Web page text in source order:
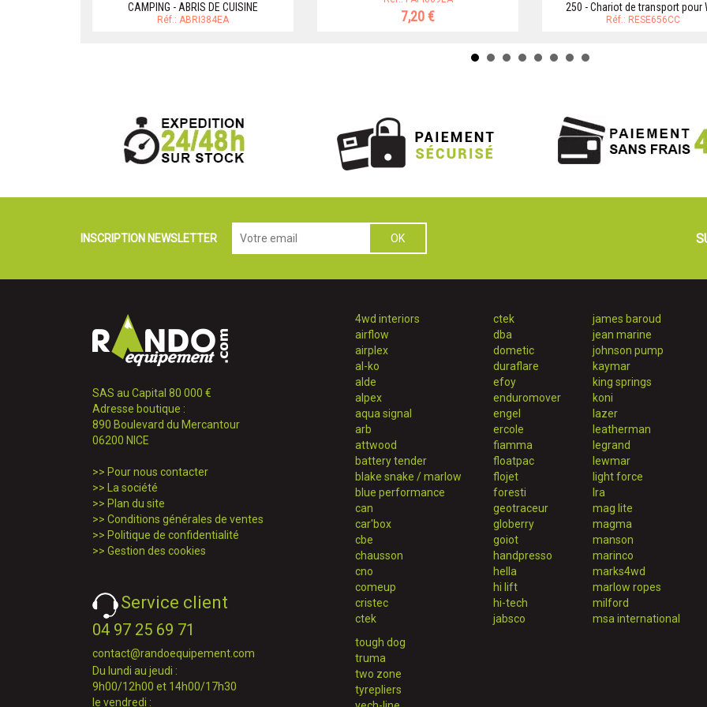
CAMPING - ABRIS DE CUISINE
Réf.: ABRI384EA 7,20 €
250 - Chariot de transport pour
Réf.: RESE656CC
INSCRIPTION NEWSLETTER
SAS au Capital 80 000 €
Adresse boutique :
890 Boulevard du Mercantour
06200 NICE
>> Pour nous contacter
>> La société
>> Plan du site
>> Conditions générales de ventes
>> Politique de confidentialité
>> Gestion des cookies
Service client
04 97 25 69 71
contact@randoequipement.com
Du lundi au jeudi :
9h00/12h00 et 14h00/17h30
le vendredi :
4wd interiors
airflow
airplex
al-ko
alde
alpex
aqua signal
arb
attwood
battery tender
blake snake / marlow
blue performance
can
car'box
cbe
chausson
cno
comeup
cristec
ctek
ctek
dba
dometic
duraflare
efoy
enduromover
engel
ercole
fiamma
floatpac
flojet
foresti
geotraceur
globerry
goiot
handpresso
hella
hi lift
hi-tech
jabsco
james baroud
jean marine
johnson pump
kaymar
king springs
koni
lazer
leatherman
legrand
lewmar
light force
lra
mag lite
magma
manson
marinco
marks4wd
marlow ropes
milford
msa international
tough dog
truma
two zone
tyrepliers